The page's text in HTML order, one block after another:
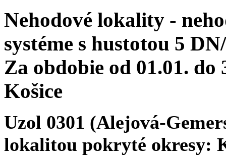
Nehodové lokality -
systéme s hustotou 5
Za obdobie od 01.01. do
Košice
Uzol 0301 (Alejová-
lokalitou pokryté okresy: